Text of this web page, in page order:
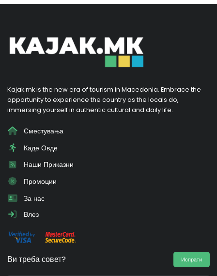
Kajak.mk is the new era of tourism in Macedonia. Embrace the
opportunity to experience the country as the locals do,
immersing yourself in authentic cultural and daily life.
Сместувања
Каде Овде
Наши Приказни
Промоции
За нас
Влез
Ви треба совет? Испрати